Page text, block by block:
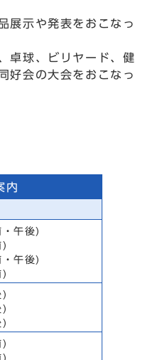
展示や発表をおこなっ
卓球、ビリヤード、健
好会の大会をおこなっ
内
午後)
)
午後)
)
)
)
)
)